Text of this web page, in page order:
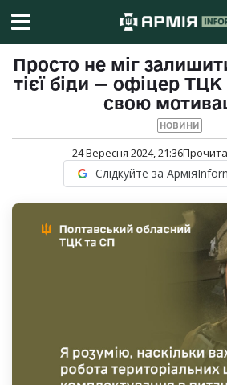
Просто не міг
тієї біди — офіцер ТЦК
свою
НОВИНИ
24 Вересня 2024, 21:36
Слідкуйте за